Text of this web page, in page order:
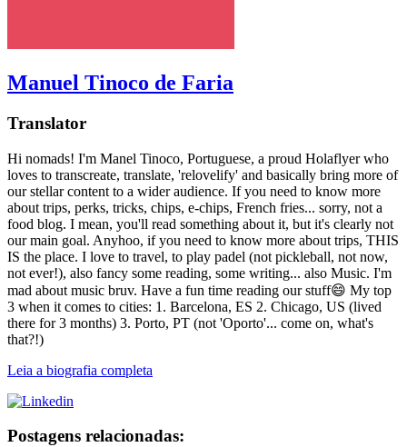
Manuel Tinoco de Faria
Translator
Hi nomads! I'm Manel Tinoco, Portuguese, a proud Holaflyer who
loves to transcreate, translate, 'relovelify' and basically bring more of
our stellar content to a wider audience. If you need to know more
about trips, perks, tricks, chips, e-chips, French fries... sorry, not a
food blog. I mean, you'll read something about it, but it's clearly not
our main goal. Anyhoo, if you need to know more about trips, THIS
IS the place. I love to travel, to play padel (not pickleball, not now,
not ever!), also fancy some reading, some writing... also Music. I'm
mad about music bruv. Have a fun time reading our stuff😄 My top
3 when it comes to cities: 1. Barcelona, ES 2. Chicago, US (lived
there for 3 months) 3. Porto, PT (not 'Oporto'... come on, what's
that?!)
Leia a biografia completa
Postagens relacionadas: